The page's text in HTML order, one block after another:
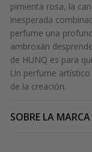
pimienta rosa, la
inesperada
perfume una
ambroxán
de HUNQ es para
Un perfume
de la creación.
SOBRE LA MARCA